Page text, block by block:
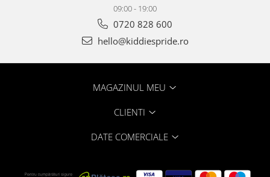
09:00 - 19:00
0720 828 600
hello@kiddiespride.ro
MAGAZINUL MEU
CLIENTI
DATE COMERCIALE